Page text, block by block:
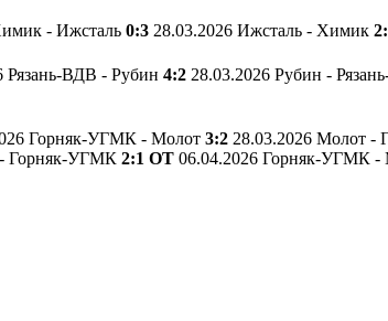
- Ижсталь 0:3 28.03.2026 Ижсталь - Химик
Рязань-ВДВ - Рубин 4:2 28.03.2026 Рубин -
Горняк-УГМК - Молот 3:2 28.03.2026 Молот -
Горняк-УГМК 2:1 ОТ 06.04.2026 Горняк-УГМК -